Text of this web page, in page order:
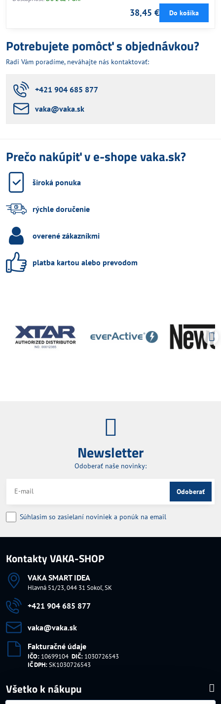
38,45 € Do košíka
Potrebujete pomôcť s objednávkou?
Radi Vám poradíme, neváhajte nás kontaktovať:
+421 904 685 877
vaka​@vaka​.sk
Prečo nakúpiť v e-shope vaka.sk?
široká ponuka
rýchle doručenie
overené zákazníkmi
platba kartou alebo prevodom
Newsletter
Odoberať naše novinky:
Odoberať
Súhlasim so zasielaní noviniek a ponúk na email
Kontakty VAKA-SHOP
VAKA SMART IDEA
Hlavná 51/23, 044 31 Sokoľ, SK
+421 904 685 877
vaka​@vaka​.sk
Fakturačné údaje
IČO: 10699104 DIČ: 1030726543
IČ DPH:SK1030726543
Všetko k nákupu